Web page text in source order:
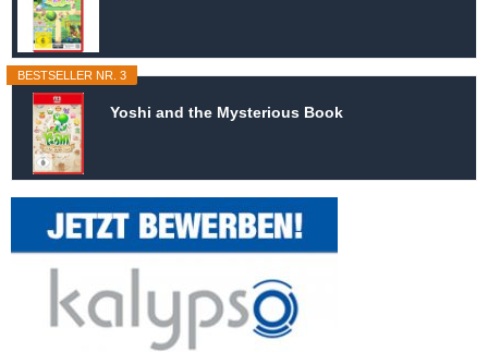
BESTSELLER NR. 3
Yoshi and the Mysterious Book